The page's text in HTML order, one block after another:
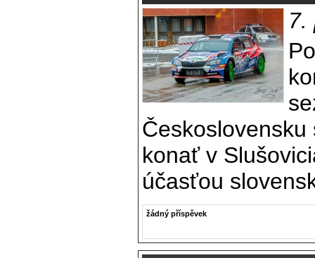
7.
konať v
účasťou
žádný příspěvek